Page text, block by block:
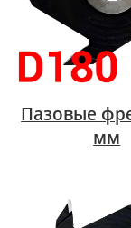
Пазовые
мм